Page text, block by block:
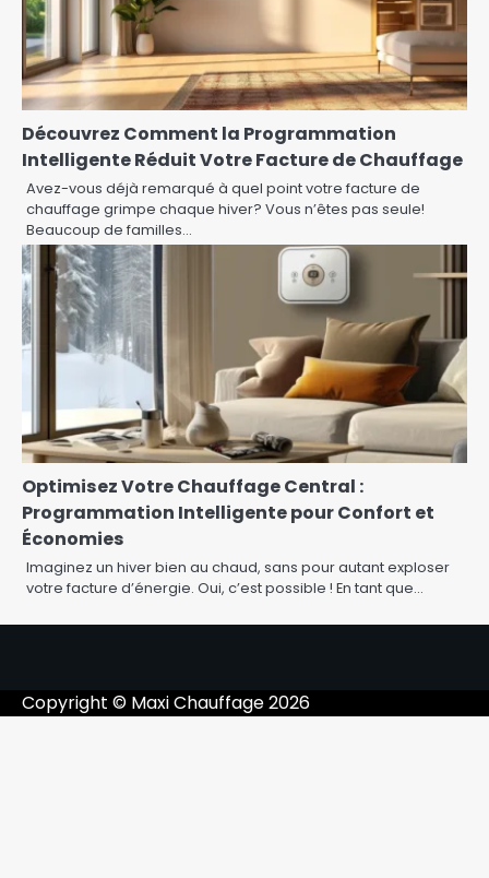
Découvrez Comment la Programmation
Intelligente Réduit Votre Facture de Chauffage
Avez-vous déjà remarqué à quel point votre facture de
chauffage grimpe chaque hiver? Vous n’êtes pas seule!
Beaucoup de familles…
Optimisez Votre Chauffage Central :
Programmation Intelligente pour Confort et
Économies
Imaginez un hiver bien au chaud, sans pour autant exploser
votre facture d’énergie. Oui, c’est possible ! En tant que…
Copyright © Maxi Chauffage 2026